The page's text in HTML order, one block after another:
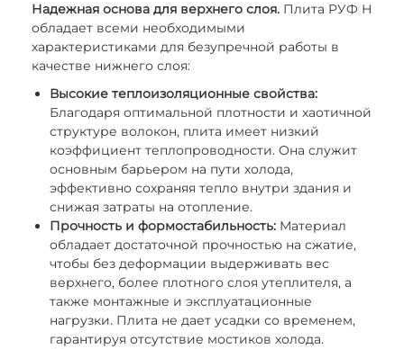
Надежная основа для верхнего слоя. Плита РУФ Н
обладает всеми необходимыми
характеристиками для безупречной работы в
качестве нижнего слоя:
Высокие теплоизоляционные свойства:
Благодаря оптимальной плотности и хаотичной
структуре волокон, плита имеет низкий
коэффициент теплопроводности. Она служит
основным барьером на пути холода,
эффективно сохраняя тепло внутри здания и
снижая затраты на отопление.
Прочность и формостабильность: Материал
обладает достаточной прочностью на сжатие,
чтобы без деформации выдерживать вес
верхнего, более плотного слоя утеплителя, а
также монтажные и эксплуатационные
нагрузки. Плита не дает усадки со временем,
гарантируя отсутствие мостиков холода.